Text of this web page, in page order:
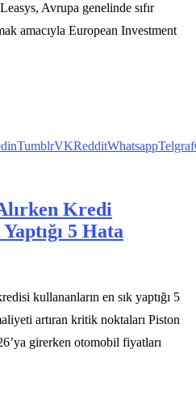
Avrupa genelinde sıfır
amacıyla European Investment
TumblrVKRedditWhatsappTelgraf
Kredi
5 Hata
kullananların en sık yaptığı 5
artıran kritik noktaları Piston
girerken otomobil fiyatları